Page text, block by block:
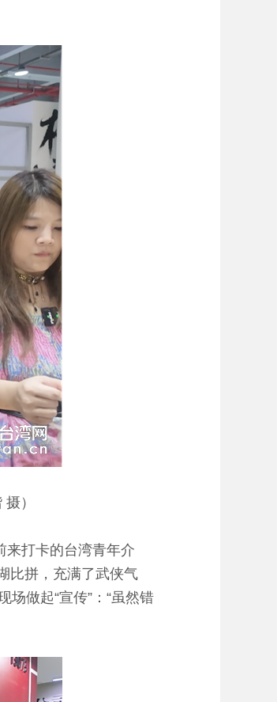
）
打卡的台湾青年介
比拼，充满了武侠气
做起“宣传”：“虽然错